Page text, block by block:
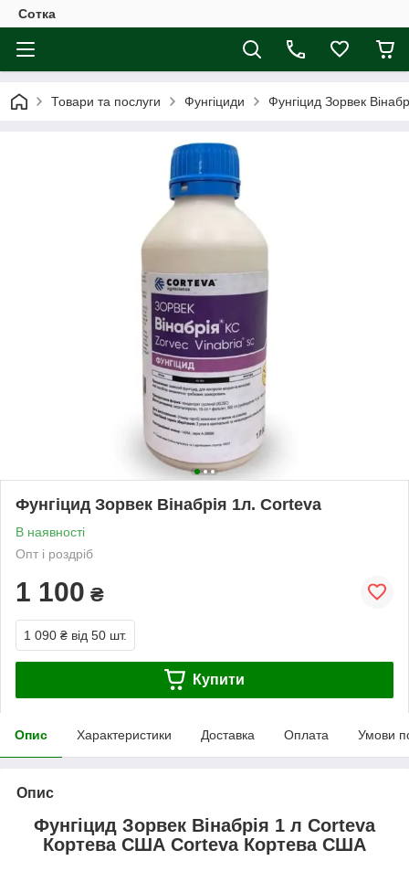
Сотка
Товари та послуги Фунгіциди Фунгіцид Зорвек
Фунгіцид Зорвек Вінабрія 1л. Corteva
В наявності
Опт і роздріб
1 100 ₴
1 090 ₴ від 50 шт.
Купити
Опис Характеристики Доставка Оплата Умови
Опис
Фунгіцид Зорвек Вінабрія 1 л Corteva
Кортева США Corteva Кортева США